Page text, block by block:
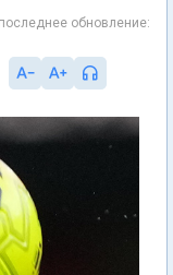
обновление: